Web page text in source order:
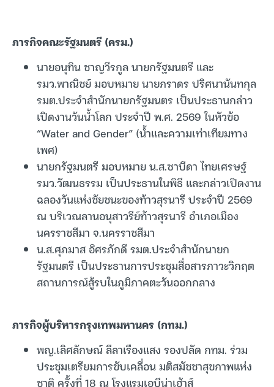
ภารกิจคณะรัฐมนตรี (ครม.)
นายอนุทิน ชาญวีรกูล นายกรัฐมนตรี และ
รมว.พาณิชย์ มอบหมาย นายภราดร ปริศนานันทกุล
รมต.ประจำสำนักนายกรัฐมนตร เป็นประธานกล่าว
เปิดงานวันน้ำโลก ประจำปี พ.ศ. 2569 ในหัวข้อ
“Water and Gender” (น้ำและความเท่าเทียมทาง
เพศ)
นายกรัฐมนตรี มอบหมาย น.ส.ซาบีดา ไทยเศรษฐ์
รมว.วัฒนธรรม เป็นประธานในพิธี และกล่าวเปิดงาน
ฉลองวันแห่งชัยชนะของท้าวสุรนารี ประจำปี 2569
ณ บริเวณลานอนุสาวรีย์ท้าวสุรนารี อำเภอเมือง
นครราชสีมา จ.นครราชสีมา
น.ส.ศุภมาส อิศรภักดี รมต.ประจำสำนักนายก
รัฐมนตรี เป็นประธานการประชุมสื่อสารภาวะวิกฤต
สถานการณ์สู้รบในภูมิภาคตะวันออกกลาง
ภารกิจผู้บริหารกรุงเทพมหานคร (กทม.)
พญ.เลิศลักษณ์ ลีลาเรืองแสง รองปลัด กทม. ร่วม
ประชุมเตรียมการขับเคลื่อน มติสมัชชาสุขภาพแห่ง
ชาติ ครั้งที่ 18 ณ โรงแรมเอบีน่าเฮ้าส์